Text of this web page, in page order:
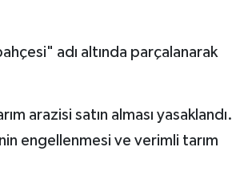
adı altında parçalanarak
arazisi satın alması yasaklandı.
engellenmesi ve verimli tarım